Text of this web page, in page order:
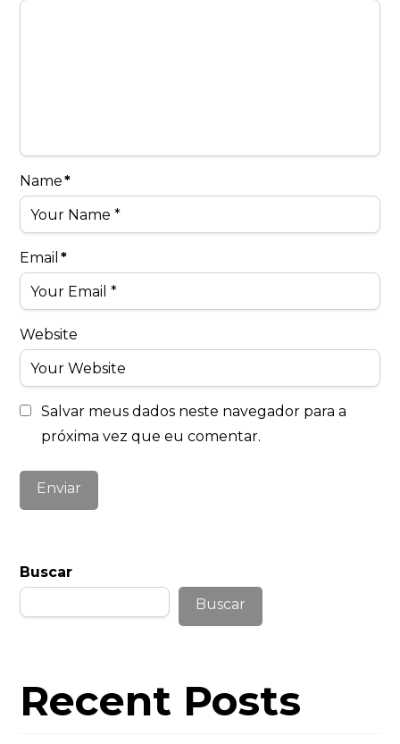
Name*
Email*
Website
Salvar meus dados neste navegador para a
próxima vez que eu comentar.
Buscar
Buscar
Recent Posts